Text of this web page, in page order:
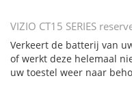
VIZIO CT15 SERIES
Verkeert de batterij van
of werkt deze helemaal
uw toestel weer naar